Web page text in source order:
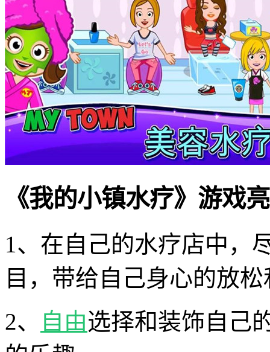
《我的小镇水疗》游戏
1、在自己的水疗店中，
目，带给自己身心的放
2、
自由选择和装饰自己